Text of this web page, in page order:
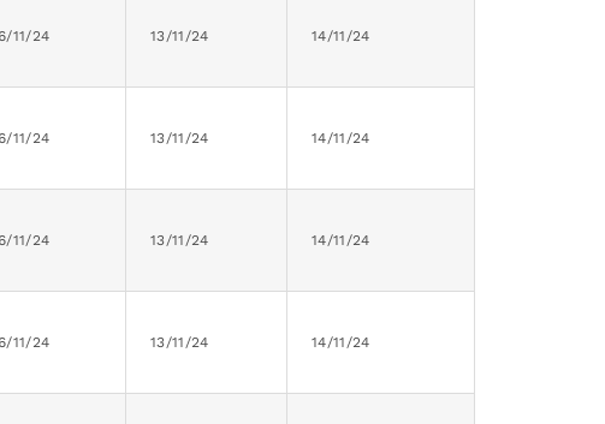
11/24 13/11/24 14/11/24
11/24 13/11/24 14/11/24
11/24 13/11/24 14/11/24
11/24 13/11/24 14/11/24